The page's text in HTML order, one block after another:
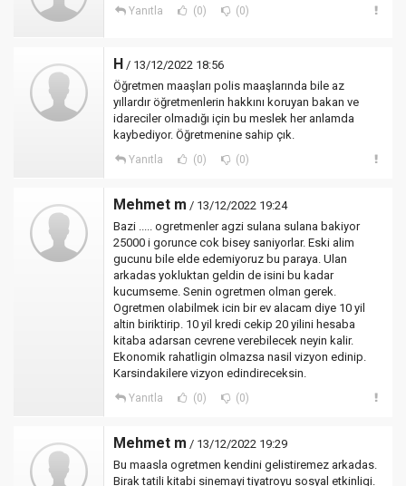
Yanıtla (0) (0)
H / 13/12/2022 18:56
Öğretmen maaşları polis maaşlarında bile az
yıllardır öğretmenlerin hakkını koruyan bakan ve
idareciler olmadığı için bu meslek her anlamda
kaybediyor. Öğretmenine sahip çık.
Yanıtla (0) (0)
Mehmet m / 13/12/2022 19:24
Bazi ..... ogretmenler agzi sulana sulana bakiyor
25000 i gorunce cok bisey saniyorlar. Eski alim
gucunu bile elde edemiyoruz bu paraya. Ulan
arkadas yokluktan geldin de isini bu kadar
kucumseme. Senin ogretmen olman gerek.
Ogretmen olabilmek icin bir ev alacam diye 10 yil
altin biriktirip. 10 yil kredi cekip 20 yilini hesaba
kitaba adarsan cevrene verebilecek neyin kalir.
Ekonomik rahatligin olmazsa nasil vizyon edinip.
Karsindakilere vizyon edindireceksin.
Yanıtla (0) (0)
Mehmet m / 13/12/2022 19:29
Bu maasla ogretmen kendini gelistiremez arkadas.
Birak tatili kitabi sinemayi tiyatroyu sosyal etkinligi.